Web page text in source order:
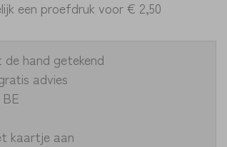
een proefdruk voor€ 2,50
de hand getekend
advies
kaartje aan